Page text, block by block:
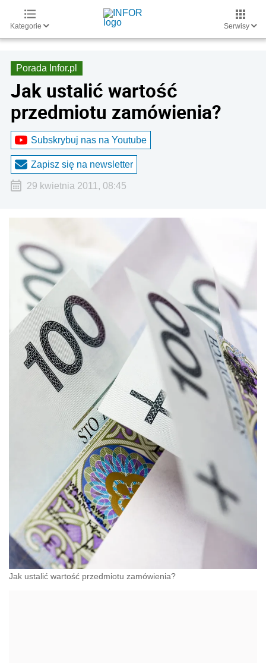
Kategorie Serwisy
Porada Infor.pl
Jak ustalić wartość
przedmiotu zamówienia?
Subskrybuj nas na Youtube
Zapisz się na newsletter
29 kwietnia 2011, 08:45
Jak ustalić wartość przedmiotu zamówienia?